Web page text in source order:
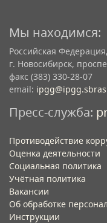
Мы находимся:
Российская
г. Новосибирск,
факс (383) 330-28-07
email:
Пресс-служба:
Противодействие
Оценка деятельности
Социальная политика
Учётная политика​
Вакансии​
Об обработке
Инструкции​